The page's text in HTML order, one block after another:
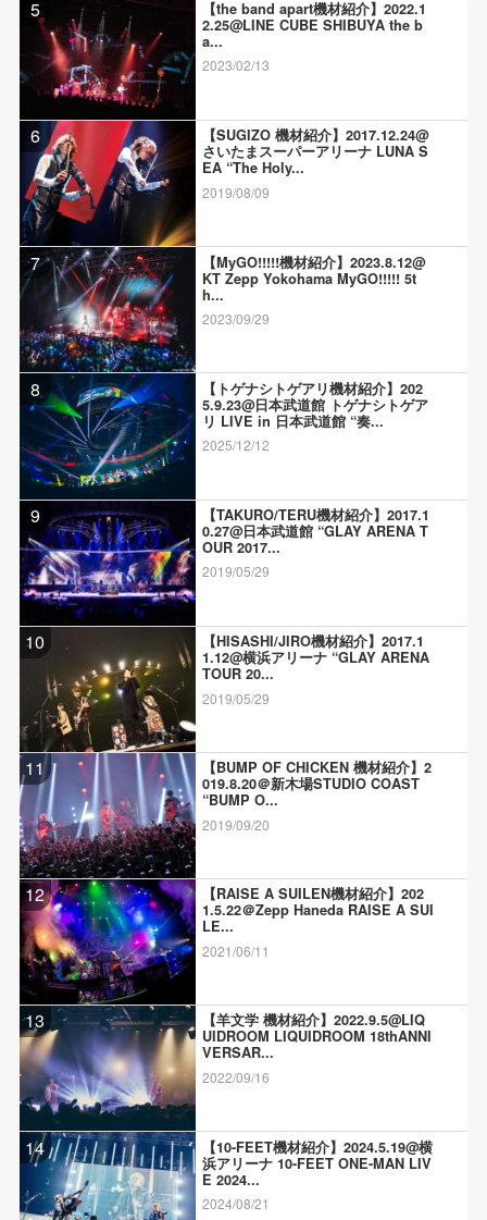
5
【the band apart機材紹介】2022.1
2.25@LINE CUBE SHIBUYA the b
a...
2023/02/13
6
【SUGIZO 機材紹介】2017.12.24@
さいたまスーパーアリーナ LUNA S
EA “The Holy...
2019/08/09
7
【MyGO!!!!!機材紹介】2023.8.12@
KT Zepp Yokohama MyGO!!!!! 5t
h...
2023/09/29
8
【トゲナシトゲアリ機材紹介】202
5.9.23@日本武道館 トゲナシトゲア
リ LIVE in 日本武道館 “奏...
2025/12/12
9
【TAKURO/TERU機材紹介】2017.1
0.27@日本武道館 “GLAY ARENA T
OUR 2017...
2019/05/29
10
【HISASHI/JIRO機材紹介】2017.1
1.12@横浜アリーナ “GLAY ARENA
TOUR 20...
2019/05/29
11
【BUMP OF CHICKEN 機材紹介】2
019.8.20＠新木場STUDIO COAST
“BUMP O...
2019/09/20
12
【RAISE A SUILEN機材紹介】202
1.5.22＠Zepp Haneda RAISE A SUI
LE...
2021/06/11
13
【羊文学 機材紹介】2022.9.5@LIQ
UIDROOM LIQUIDROOM 18thANNI
VERSAR...
2022/09/16
14
【10-FEET機材紹介】2024.5.19@横
浜アリーナ 10-FEET ONE-MAN LIV
E 2024...
2024/08/21